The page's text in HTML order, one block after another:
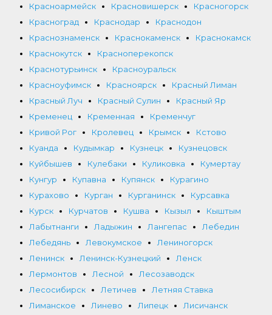
Красноармейск
Красновишерск
Красногорск
Красноград
Краснодар
Краснодон
Краснознаменск
Краснокаменск
Краснокамск
Краснокутск
Красноперекопск
Краснотурьинск
Красноуральск
Красноуфимск
Красноярск
Красный Лиман
Красный Луч
Красный Сулин
Красный Яр
Кременец
Кременная
Кременчуг
Кривой Рог
Кролевец Крымск
Кстово
Куанда
Кудымкар Кузнецк
Кузнецовск
Куйбышев
Кулебаки Куликовка
Кумертау
Кунгур
Купавна Купянск
Курагино
Курахово
Курган Курганинск
Курсавка
Курск
Курчатов Кушва Кызыл
Кыштым
Лабытнанги
Ладыжин Лангепас
Лебедин
Лебедянь
Левокумское
Лениногорск
Ленинск
Ленинск-Кузнецкий
Ленск
Лермонтов
Лесной
Лесозаводск
Лесосибирск
Летичев
Летняя Ставка
Лиманское
Линево Липецк
Лисичанск